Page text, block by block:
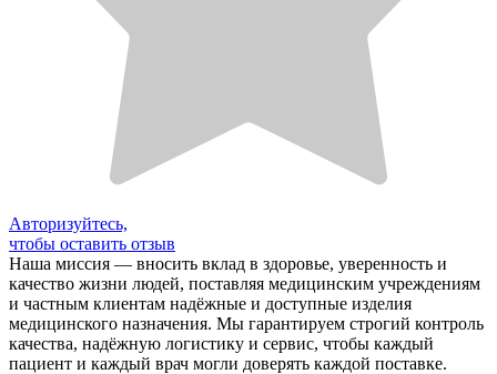
Авторизуйтесь,
чтобы оставить отзыв
Наша миссия — вносить вклад в здоровье, уверенность и
качество жизни людей, поставляя медицинским учреждениям
и частным клиентам надёжные и доступные изделия
медицинского назначения. Мы гарантируем строгий контроль
качества, надёжную логистику и сервис, чтобы каждый
пациент и каждый врач могли доверять каждой поставке.